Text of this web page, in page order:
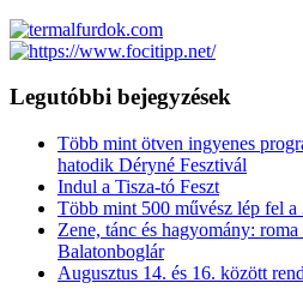
Legutóbbi bejegyzések
Több mint ötven ingyenes
hatodik Déryné Fesztivál
Indul a Tisza-tó Feszt
Több mint 500 művész lép fel
Zene, tánc és hagyomány:
Balatonboglár
Augusztus 14. és 16. között